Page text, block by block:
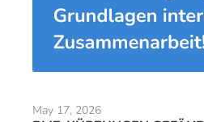
May 17, 2026